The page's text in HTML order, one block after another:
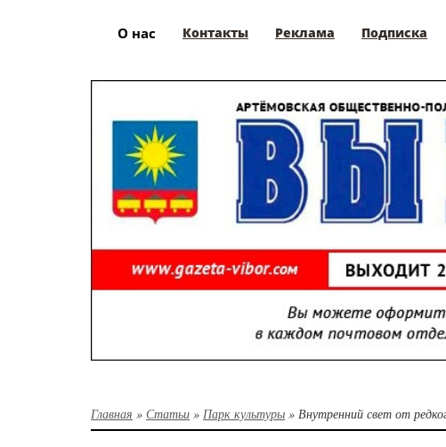
О нас Контакты Реклама Подписка
Главная » Статьи » Парк культуры » Внутренний свет от